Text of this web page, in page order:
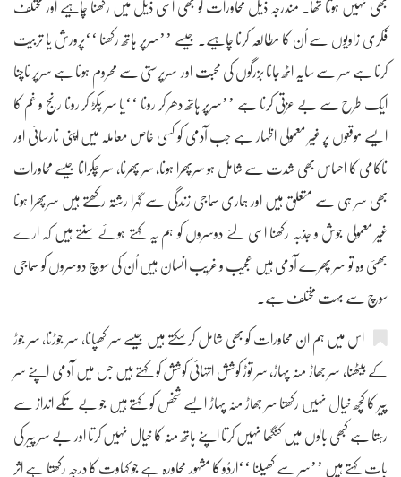
بھی نہیں ہوتا تھا۔ مندرجہ ذیل محاورات کو بھی اسی ذیل میں رکھنا چاہیے اور مختلف
فکری زاویوں سے اُن کا مطالعہ کرنا چاہیے۔ جیسے ’’سرپر ہاتھ رکھنا ‘‘پرورش یا تربیت
کرنا ہے سر سے سایہ اٹھ جانا بزرگوں کی محبت اور سرپرستی سے محروم ہونا ہے سرپر ناچنا
ایک طرح سے بے عزتی کرنا ہے ’’سرپر ہاتھ دھر کر رونا ‘‘یا سر پکڑ کر رونا رنج و غم کا
ایسے موقعوں پر غیر معمولی اظہار ہے جب آدمی کو کسی خاص معاملہ میں اپنی نارسائی اور
ناکامی کا احساس بھی شدت سے شامل ہو سرپھرا ہونا، سر پھرنا، سر چکرانا جیسے محاورات
بھی سر ہی سے متعلق ہیں اور ہماری سماجی زندگی سے گہرا رشتہ رکھتے ہیں سرپھرا ہونا
غیر معمولی جوش و جذبہ رکھنا اسی لئے دوسروں کو ہم یہ کہتے ہوئے سنتے ہیں کہ ارے
بھئی وہ تو سر پھرے آدمی ہیں عجیب و غریب انسان ہیں اُن کی سوچ دوسروں کو سماجی
سوچ سے بہت مختلف ہے۔
اس میں ہم ان محاورات کو بھی شامل کر سکتے ہیں جیسے سر کھپانا، سر جوڑنا، سر جوڑ
کے بیٹھنا، سر جھاڑ منہ پہاڑ، سر توڑ کوشش انتہائی کوشش کو کہتے ہیں جس میں آدمی اپنے سر
پیر کا کچھ خیال نہیں رکھتا سر جھاڑ منہ پہاڑ ایسے شخص کو کہتے ہیں جو بے تکے انداز سے
رہتا ہے کبھی بالوں میں کنگھا نہیں کرتا اپنے ہاتھ منہ کا خیال نہیں کرتا اور بے سر پیر کی
بات کہتے ہیں ’’سر سے کھیلنا ‘‘اردُو کا مشہور محاورہ ہے جو کہاوت کا درجہ رکھتا ہے اثر